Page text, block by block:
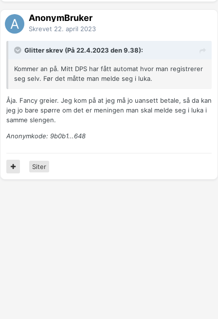
AnonymBruker
Skrevet 22. april 2023
Glitter skrev (På 22.4.2023 den 9.38):
Kommer an på. Mitt DPS har fått automat hvor man registrerer
seg selv. Før det måtte man melde seg i luka.
Åja. Fancy greier. Jeg kom på at jeg må jo uansett betale, så da kan
jeg jo bare spørre om det er meningen man skal melde seg i luka i
samme slengen.
Anonymkode: 9b0b1...648
Siter